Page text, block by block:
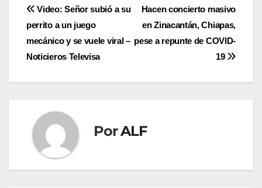
Navegación
de
entradas
Hacen concierto masivo
en Zinacantán, Chiapas,
pese a repunte de COVID-
19
Video: Señor subió a su
perrito a un juego
mecánico y se vuele viral –
Noticieros Televisa
PorALF